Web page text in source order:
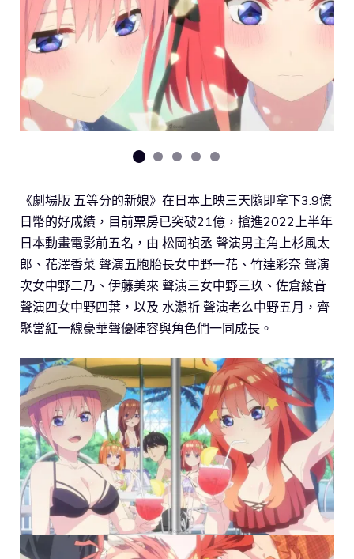
《劇場版 五等分的新娘》在日本上映三天隨即拿下3.9億
日幣的好成績，目前票房已突破21億，搶進2022上半年
日本動畫電影前五名，由 松岡禎丞 聲演男主角上杉風太
郎、花澤香菜 聲演五胞胎長女中野一花、竹達彩奈 聲演
次女中野二乃、伊藤美來 聲演三女中野三玖、佐倉綾音
聲演四女中野四葉，以及 水瀨祈 聲演老么中野五月，齊
聚當紅一線豪華聲優陣容與角色們一同成長。